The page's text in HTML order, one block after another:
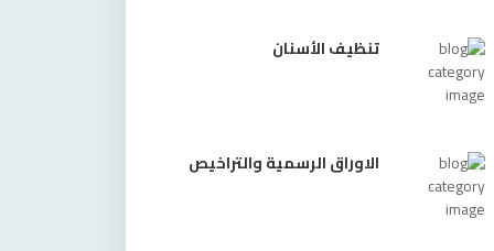
تنظيف الأسنان
الاوراق الرسمية والتراخيص